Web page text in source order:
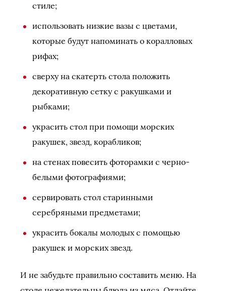
стиле;
использовать низкие вазы с цветами,
которые будут напоминать о коралловых
рифах;
сверху на скатерть стола положить
декоративную сетку с ракушками и
рыбками;
украсить стол при помощи морских
ракушек, звезд, корабликов;
на стенах повесить фоторамки с черно-
белыми фотографиями;
сервировать стол старинными
серебряными предметами;
украсить бокалы молодых с помощью
ракушек и морских звезд.
И не забудьте правильно составить меню. На